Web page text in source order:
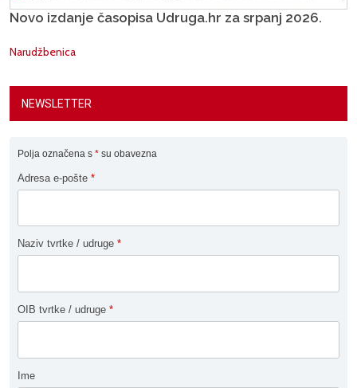
Novo izdanje časopisa Udruga.hr za srpanj 2026.
Narudžbenica
NEWSLETTER
Polja označena s * su obavezna
Adresa e-pošte *
Naziv tvrtke / udruge *
OIB tvrtke / udruge *
Ime